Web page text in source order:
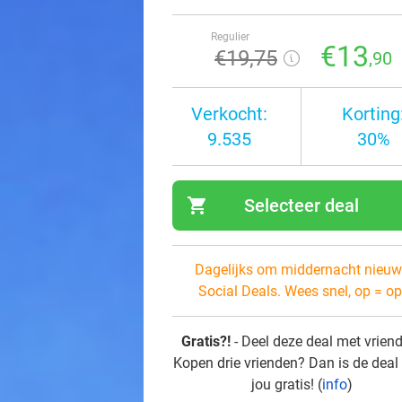
Regulier
€19,75 €13,90
Verkocht:
9.535
30%
shopping_cart Selecteer deal
Dagelijks om middernacht
Social Deals. Wees snel, op =
Gratis?! - Deel deze deal met
Kopen drie vrienden? Dan is de
jou gratis! (info)